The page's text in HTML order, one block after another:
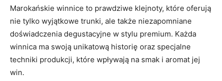
Marokańskie winnice to prawdziwe‍ klejnoty, które oferują
nie tylko wyjątkowe trunki, ale także‍ niezapomniane
doświadczenia degustacyjne w stylu premium. Każda
winnica ma swoją unikatową historię oraz specjalne
techniki produkcji, które wpływają na smak i⁤ aromat‌ jej
win.